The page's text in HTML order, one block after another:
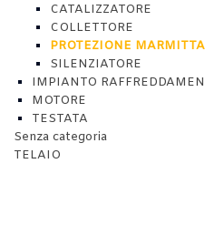
CATALIZZATORE
COLLETTORE
PROTEZIONE MARMITTA
SILENZIATORE
IMPIANTO
MOTORE
TESTATA
Senza categoria
TELAIO